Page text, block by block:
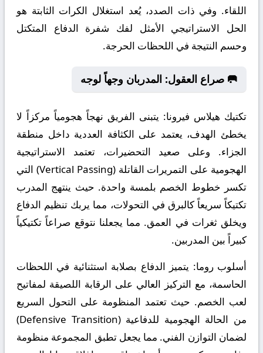
اللقاء. وفي ذات الصدد، يُعد استغلال الكرات الثابتة هو
الحل الاستراتيجي الأمثل لفك شفرة الدفاع المتكتل
وحسم النتيجة في اللحظات الحرجة.
🥅 صراع العقول: المدربان وجهاً لوجه
تكتيك هيلاس فيرونا: يتبنى الفريق نهجاً هجومياً مركزاً لا
يخطئ الهدف، يعتمد على الكثافة العددية داخل منطقة
الجزاء. وعلى صعيد التحضيرات، تعتمد الاستراتيجية
الهجومية على التمريرات القاتلة (Vertical Passing) التي
تكسر خطوط الخصم بلمسة واحدة. حيث ينتهج المدرب
تكتيكاً سريعاً كالبرق في التحولات، مما يربك تنظيم الدفاع
ويخلق ثغرات في العمق. مما يجعلنا نتوقع صراعاً تكتيكياً
كبيراً بين المدربين.
أسلوب روما: يتميز الدفاع بصلابة استثنائية في اللحظات
الحاسمة، مع التركيز العالي على الرقابة اللصيقة لمفاتيح
لعب الخصم. حيث تعتمد المنظومة على التحول السريع
من الحالة الهجومية للدفاعية (Defensive Transition)
لضمان التوازن الفني. مما يجعل تطبق المجموعة منظومة